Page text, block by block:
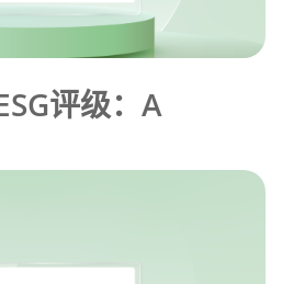
评级：A